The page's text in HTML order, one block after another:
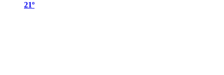
21º